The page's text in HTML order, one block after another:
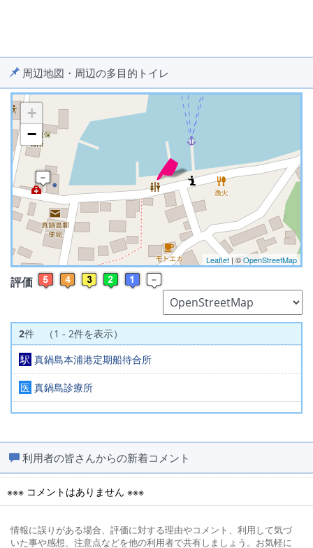
周辺地図・周辺の多目的トイレ
※ マップを検索、表示中です ※
+
−
Leaflet | ©OpenStreetMap
評価
2件 （1 - 2件を表示）
駅 真鍋島本浦港定期船待合所
医 真鍋島診療所
利用者の皆さんからの新着コメント
※※※ コメントはありません ※※※
情報に誤りがある場合、評価に対する理由やコメント、利用して気づ
いた事や感想、注意点などを他の利用者で共有しましょう。お気軽に